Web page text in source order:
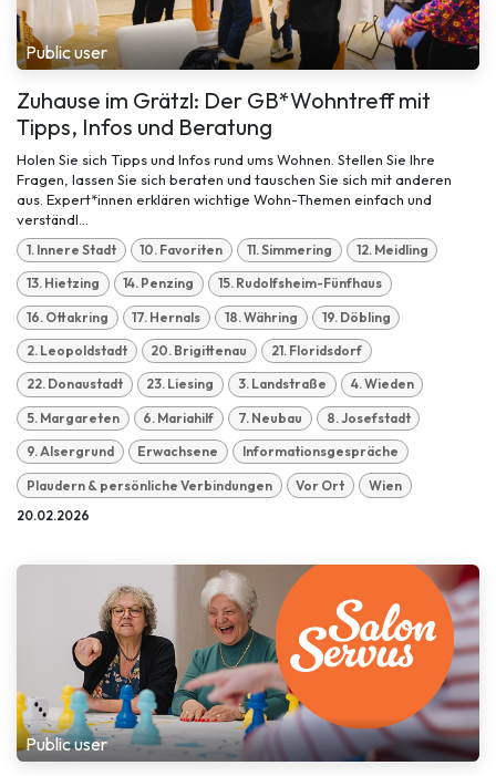
Public user
Zuhause im Grätzl: Der GB*Wohntreff mit
Tipps, Infos und Beratung
Holen Sie sich Tipps und Infos rund ums Wohnen. Stellen Sie Ihre
Fragen, lassen Sie sich beraten und tauschen Sie sich mit anderen
aus. Expert*innen erklären wichtige Wohn-Themen einfach und
verständl...
1. Innere Stadt 10. Favoriten 11. Simmering 12. Meidling
13. Hietzing 14. Penzing 15. Rudolfsheim-Fünfhaus
16. Ottakring 17. Hernals 18. Währing 19. Döbling
2. Leopoldstadt 20. Brigittenau 21. Floridsdorf
22. Donaustadt 23. Liesing 3. Landstraße 4. Wieden
5. Margareten 6. Mariahilf 7. Neubau 8. Josefstadt
9. Alsergrund Erwachsene Informationsgespräche
Plaudern & persönliche Verbindungen Vor Ort Wien
20.02.2026
Public user